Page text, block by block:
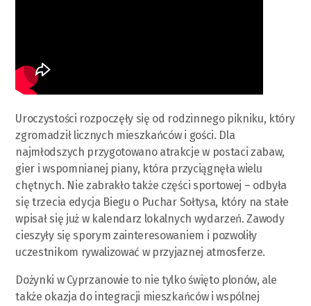
Uroczystości rozpoczęły się od rodzinnego pikniku, który
zgromadził licznych mieszkańców i gości. Dla
najmłodszych przygotowano atrakcje w postaci zabaw,
gier i wspomnianej piany, która przyciągnęła wielu
chętnych. Nie zabrakło także części sportowej – odbyła
się trzecia edycja Biegu o Puchar Sołtysa, który na stałe
wpisał się już w kalendarz lokalnych wydarzeń. Zawody
cieszyły się sporym zainteresowaniem i pozwoliły
uczestnikom rywalizować w przyjaznej atmosferze.
Dożynki w Cyprzanowie to nie tylko święto plonów, ale
także okazja do integracji mieszkańców i wspólnej